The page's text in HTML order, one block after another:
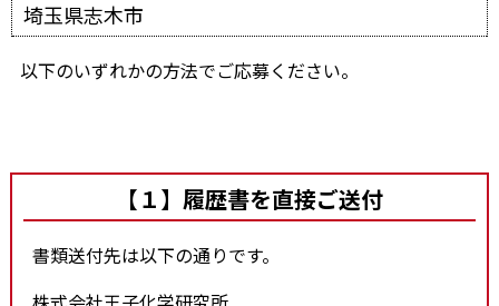
埼玉県志木市
以下のいずれかの方法でご応募ください。
【１】履歴書を直接ご送付
書類送付先は以下の通りです。